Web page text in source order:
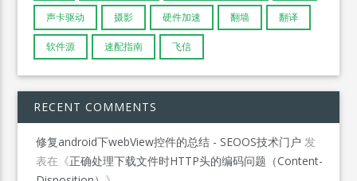
声卡驱动 摄影 硬件加速 翻墙 翻译
软件源 速配指南 飞信
RECENT COMMENTS
修复android下webView控件的总结 - SEOOS技术门户 发
表在《正确处理下载文件时HTTP头的编码问题（Content-